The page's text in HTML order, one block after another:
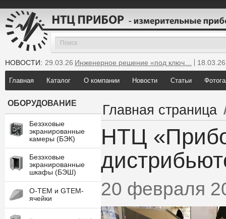
НОВОСТИ: 29.03.26 Инженерное решение «под ключ…
18.03.26
25.12.25Мы инсталлировали новую GTEM…
Главная Каталог О компании Новости Статьи
ОБОРУДОВАНИЕ
Безэховые
экранированные
камеры (БЭК)
Безэховые
экранированные
шкафы (БЭШ)
O-TEM и GTEM-
ячейки
Главная страница
НТЦ
20 февраля